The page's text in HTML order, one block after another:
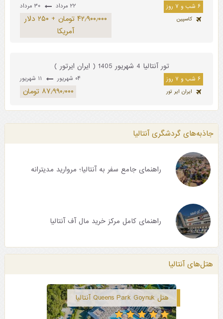
۶ شب و ۷ روز ۲۲ مرداد ۳۰ مرداد
کاسپین
۴۲٫۹۰۰٫۰۰۰ تومان + ۲۵۰ دلار
آمریکا
تور آنتالیا 4 شهریور 1405 ( ایران ایرتور )
۶ شب و ۷ روز ۰۴ شهریور
ایران ایر تور ۸۷٫۹۹۰٫۰۰۰ تومان
جاذبه‌های گردشگری آنتالیا
راهنمای جامع سفر به آنتالیا؛ مروارید مدیترانه
راهنمای کامل مرکز خرید مال آف آنتالیا
هتل‌های آنتالیا
هتل Queens Park Goynuk آنتالیا